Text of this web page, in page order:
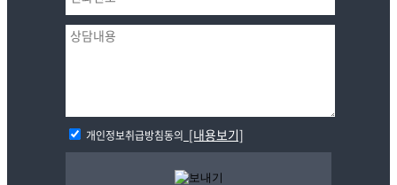
개인정보취급방침동의 [내용보기]